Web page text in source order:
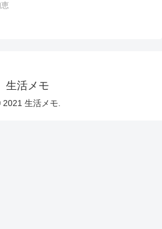
生活メモ
2021 生活メモ.